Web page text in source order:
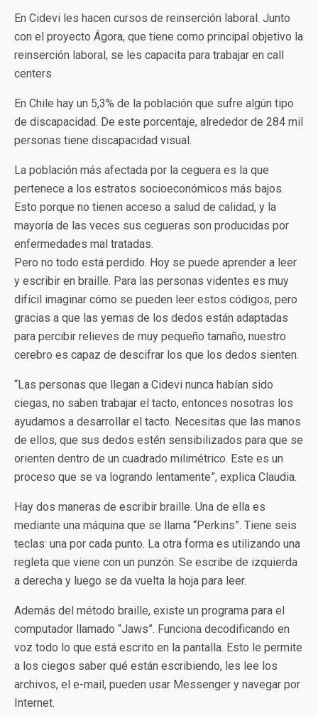
En Cidevi les hacen cursos de reinserción laboral. Junto
con el proyecto Ágora, que tiene como principal objetivo la
reinserción laboral, se les capacita para trabajar en call
centers.
En Chile hay un 5,3% de la población que sufre algún tipo
de discapacidad. De este porcentaje, alrededor de 284 mil
personas tiene discapacidad visual.
La población más afectada por la ceguera es la que
pertenece a los estratos socioeconómicos más bajos.
Esto porque no tienen acceso a salud de calidad, y la
mayoría de las veces sus cegueras son producidas por
enfermedades mal tratadas.
Pero no todo está perdido. Hoy se puede aprender a leer
y escribir en braille. Para las personas videntes es muy
difícil imaginar cómo se pueden leer estos códigos, pero
gracias a que las yemas de los dedos están adaptadas
para percibir relieves de muy pequeño tamaño, nuestro
cerebro es capaz de descifrar los que los dedos sienten.
“Las personas que llegan a Cidevi nunca habían sido
ciegas, no saben trabajar el tacto, entonces nosotras los
ayudamos a desarrollar el tacto. Necesitas que las manos
de ellos, que sus dedos estén sensibilizados para que se
orienten dentro de un cuadrado milimétrico. Este es un
proceso que se va logrando lentamente”, explica Claudia.
Hay dos maneras de escribir braille. Una de ella es
mediante una máquina que se llama “Perkins”. Tiene seis
teclas: una por cada punto. La otra forma es utilizando una
regleta que viene con un punzón. Se escribe de izquierda
a derecha y luego se da vuelta la hoja para leer.
Además del método braille, existe un programa para el
computador llamado “Jaws”. Funciona decodificando en
voz todo lo que está escrito en la pantalla. Esto le permite
a los ciegos saber qué están escribiendo, les lee los
archivos, el e-mail, pueden usar Messenger y navegar por
Internet.